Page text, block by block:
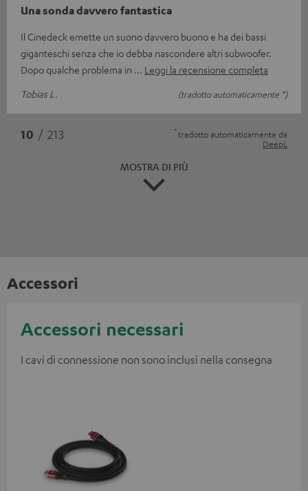
Una sonda davvero fantastica
Il Cinedeck emette un suono davvero buono e ha dei bassi
giganteschi senza che io debba nascondere altri subwoofer.
Dopo qualche problema in
Leggi la recensione completa
Tobias L.
(tradotto automaticamente *)
10 / 213 * tradotto automaticamente da
DeepL
MOSTRA DI PIÙ
Accessori
Accessori necessari
I cavi di connessione non sono inclusi nella consegna